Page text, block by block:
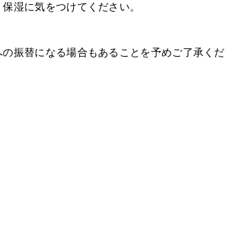
湿に気をつけてください。
振替になる場合もあることを予めご了承くだ